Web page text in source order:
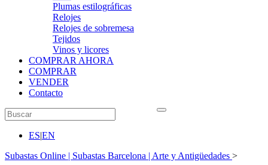
Plumas estilográficas
Relojes
Relojes de sobremesa
Tejidos
Vinos y licores
COMPRAR AHORA
COMPRAR
VENDER
Contacto
ES|EN
Subastas Online | Subastas Barcelona | Arte y Antigüedades >